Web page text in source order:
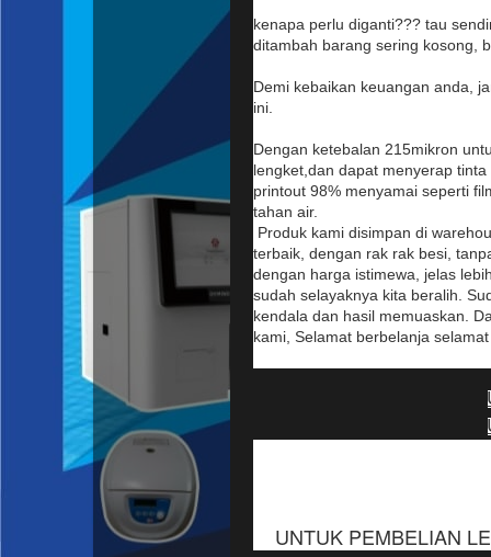
kenapa perlu diganti??? tau
ditambah barang sering kosong,
Demi kebaikan keuangan anda,
ini.
Dengan ketebalan 215mikron
lengket,dan dapat menyerap
printout 98% menyamai seperti
tahan air.
Produk kami disimpan di
terbaik, dengan rak rak besi,
dengan harga istimewa, jelas
sudah selayaknya kita beralih.
kendala dan hasil memuaskan.
kami, Selamat berbelanja
UNTUK PEMBELIAN